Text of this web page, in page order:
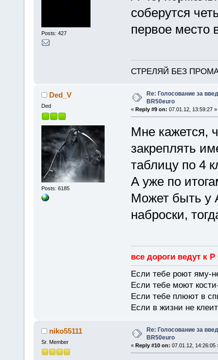
Posts: 427
соберутся
первое место
СТРЕЛЯЙ БЕЗ
Ded_V
Ded
Posts: 6185
Re: Голосование за
BR50euro
« Reply #9 on: 07.01.12, 13:59:27 »
Мне кажется,
закреплять
таблицу по 4
А уже по
Может быть у
наброски,
все дороги ведут к
Если тебе роют яму-
Если тебе моют
Если тебе плюют в
Если в жизни не
niko55111
Sr. Member
Re: Голосование за
BR50euro
« Reply #10 on: 07.01.12, 14:26:05